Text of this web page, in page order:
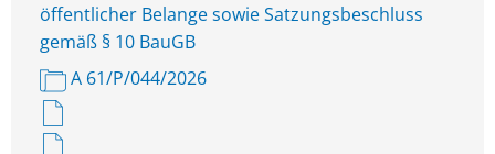
öffentlicher Belange sowie Satzungsbeschluss
gemäß § 10 BauGB
A 61/P/044/2026